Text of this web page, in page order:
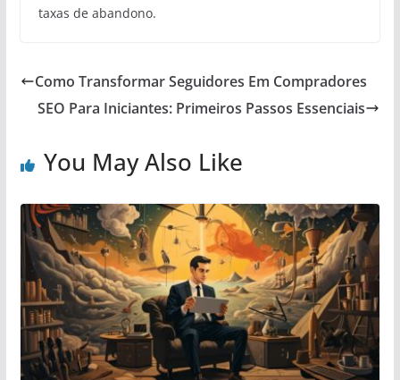
taxas de abandono.
Como Transformar Seguidores Em Compradores
SEO Para Iniciantes: Primeiros Passos Essenciais
You May Also Like